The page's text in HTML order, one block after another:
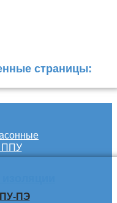
страницы:
ППУ
ПЭ